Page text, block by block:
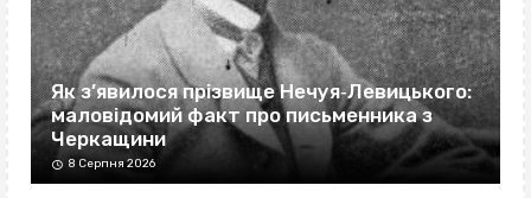
Як з’явилося прізвище Нечуя‐Левицького:
маловідомий факт про письменника з
Черкащини
8 Серпня 2026